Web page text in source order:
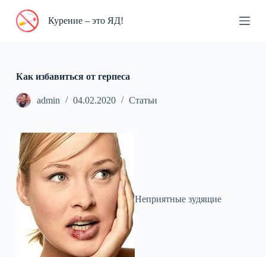
П
и
Курение – это ЯД!
Как избавиться от герпеса
admin 04.02.2020 Статьи
Неприятные зудящие